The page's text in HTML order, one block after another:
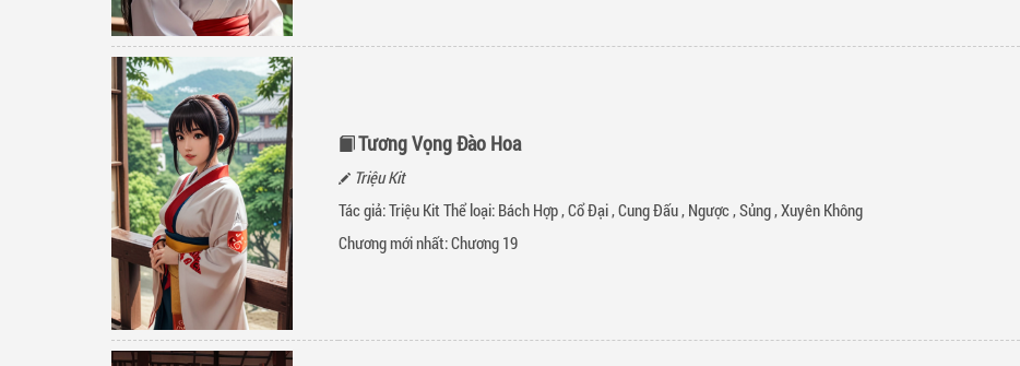
Tương Vọng Đào Hoa
Triệu Kit
Tác giả: Triệu Kit Thể loại: Bách Hợp,Cổ Đại,Cung Đấu, Ngược,Sủng,Xuyên Không
Chương mới nhất:Chương 19